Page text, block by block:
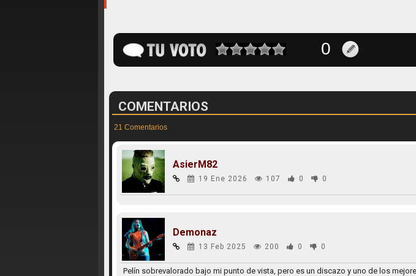
COMENTARIOS
21 Comentarios
AsierM82
19 Ene 2026 107 0 0
Demonaz
13 Feb 2025 200 0 0
Pelín sobrevalorado bajo mi punto de vista, pero es un discazo y uno de los